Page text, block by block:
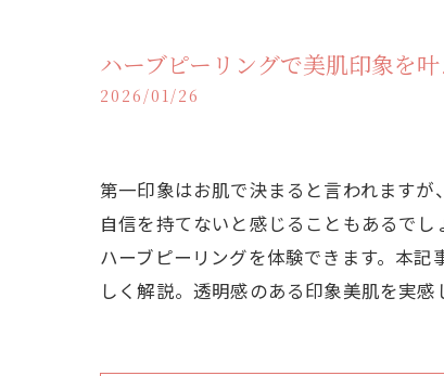
ハーブピーリングで美肌印象を
2026/01/26
第一印象はお肌で決まると言われます
自信を持てないと感じることもあるで
ハーブピーリングを体験できます。本
しく解説。透明感のある印象美肌を実